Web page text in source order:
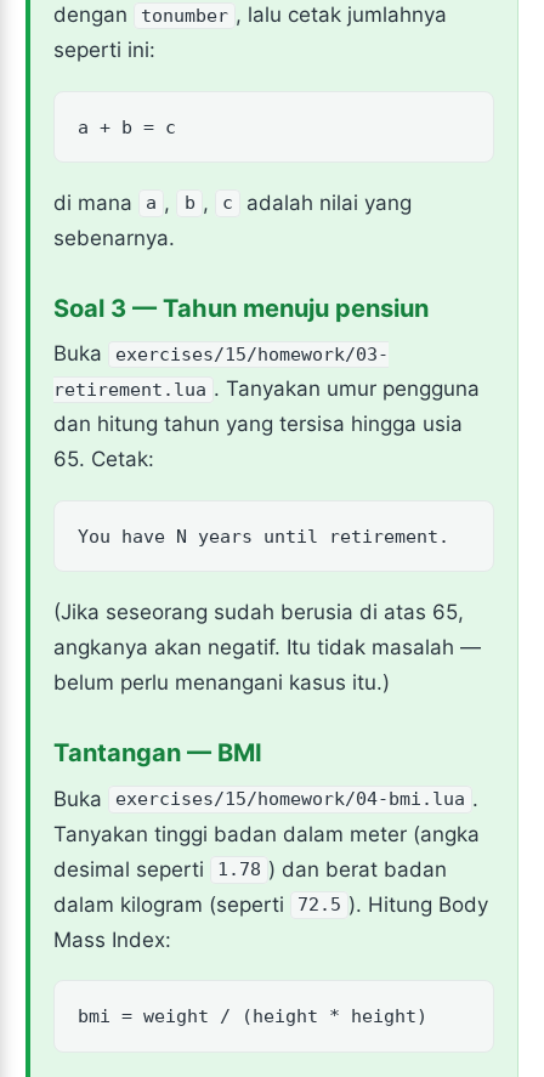
dengan
tonumber , lalu cetak jumlahnya
seperti ini:
a + b = c
di mana a , b , c
adalah nilai yang
sebenarnya.
Soal 3 — Tahun menuju pensiun
Buka
exercises/15/homework/03-
retirement.lua . Tanyakan umur pengguna
dan hitung tahun yang tersisa hingga usia
65. Cetak:
You have N years until retirement.
(Jika seseorang sudah berusia di atas 65,
angkanya akan negatif. Itu tidak masalah —
belum perlu menangani kasus itu.)
Tantangan — BMI
Buka exercises/15/homework/04-bmi.lua .
Tanyakan tinggi badan dalam meter (angka
desimal seperti
1.78 ) dan berat badan
dalam kilogram (seperti
72.5 ). Hitung Body
Mass Index:
bmi = weight / (height * height)